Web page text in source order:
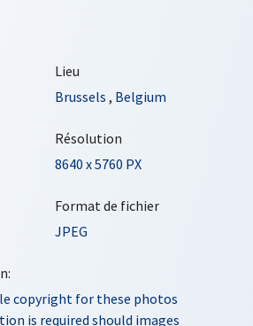
Lieu
Brussels , Belgium
Résolution
8640 x 5760 PX
Format de fichier
JPEG
copyright for these photos
is required should images